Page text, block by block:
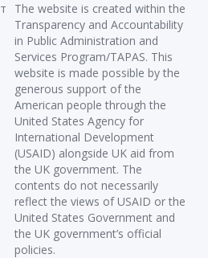
The website is created within the
Transparency and Accountability
in Public Administration and
Services Program/TAPAS. This
website is made possible by the
generous support of the
American people through the
United States Agency for
International Development
(USAID) alongside UK aid from
the UK government. The
contents do not necessarily
reflect the views of USAID or the
United States Government and
the UK government’s official
policies.